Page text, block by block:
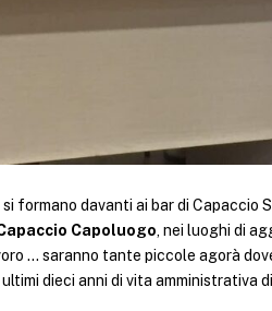
formano davanti ai bar di Capaccio
Capoluogo, nei luoghi di
… saranno tante piccole agorà
dieci anni di vita amministrativa